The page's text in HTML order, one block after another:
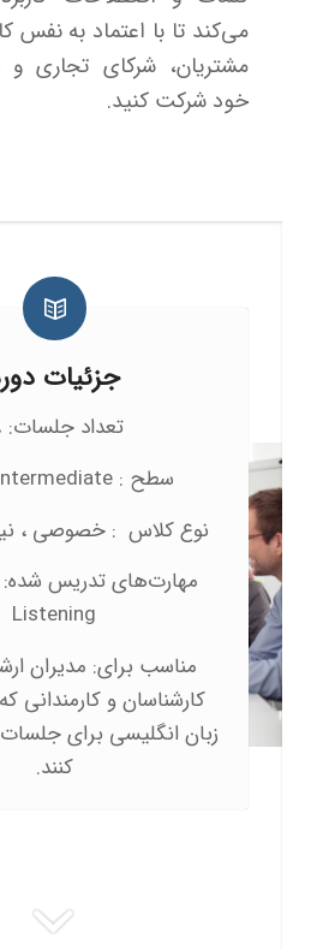
می‌کند تا با اعتماد به نفس
مشتریان، شرکای تجاری و
خود شرکت کنید.
جزئیات
تعداد جلسات: 18
سطح : Upper Intermediate
نوع کلاس : خصوصی ،
Listening
مناسب برای: مدیران
کارشناسان و کارمندانی که
زبان انگلیسی برای
کنند.